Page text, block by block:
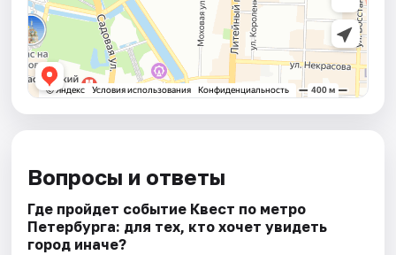
Вопросы и ответы
Где пройдет событие Квест по метро
Петербурга: для тех, кто хочет увидеть
город иначе?